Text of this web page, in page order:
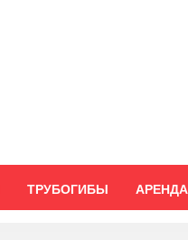
ТРУБОГИБЫ АРЕНДА